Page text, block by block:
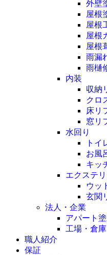
外壁
屋根
屋根
屋根
屋根
雨漏
雨樋
内装
収納
クロ
床リ
窓リ
水回り
トイ
お風
キッ
エクステ
ウッ
玄関
法人・企業
アパート
工場・倉庫
職人紹介
保証